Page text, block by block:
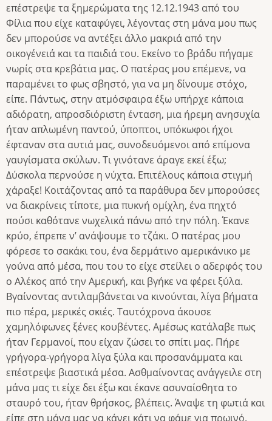
επέστρεψε τα ξημερώματα της 12.12.1943 από του
Φίλια που είχε καταφύγει, λέγοντας στη μάνα μου πως
δεν μπορούσε να αντέξει άλλο μακριά από την
οικογένειά και τα παιδιά του. Εκείνο το βράδυ πήγαμε
νωρίς στα κρεβάτια μας. Ο πατέρας μου επέμενε, να
παραμένει το φως σβηστό, για να μη δίνουμε στόχο,
είπε. Πάντως, στην ατμόσφαιρα έξω υπήρχε κάποια
αδιόρατη, απροσδιόριστη ένταση, μια ήρεμη ανησυχία
ήταν απλωμένη παντού, ύποπτοι, υπόκωφοι ήχοι
έφταναν στα αυτιά μας, συνοδευόμενοι από επίμονα
γαυγίσματα σκύλων. Τι γινότανε άραγε εκεί έξω;
Δύσκολα περνούσε η νύχτα. Επιτέλους κάποια στιγμή
χάραξε! Κοιτάζοντας από τα παράθυρα δεν μπορούσες
να διακρίνεις τίποτε, μια πυκνή ομίχλη, ένα πηχτό
πούσι καθότανε νωχελικά πάνω από την πόλη. Έκανε
κρύο, έπρεπε ν’ ανάψουμε το τζάκι. Ο πατέρας μου
φόρεσε το σακάκι του, ένα δερμάτινο αμερικάνικο με
γούνα από μέσα, που του το είχε στείλει ο αδερφός του
ο Αλέκος από την Αμερική, και βγήκε να φέρει ξύλα.
Βγαίνοντας αντιλαμβάνεται να κινούνται, λίγα βήματα
πιο πέρα, μερικές σκιές. Ταυτόχρονα άκουσε
χαμηλόφωνες ξένες κουβέντες. Αμέσως κατάλαβε πως
ήταν Γερμανοί, που είχαν ζώσει το σπίτι μας. Πήρε
γρήγορα-γρήγορα λίγα ξύλα και προσανάμματα και
επέστρεψε βιαστικά μέσα. Ασθμαίνοντας ανάγγειλε στη
μάνα μας τι είχε δει έξω και έκανε ασυναίσθητα το
σταυρό του, ήταν θρήσκος, βλέπεις. Άναψε τη φωτιά και
είπε στη μάνα μας να κάνει κάτι να φάμε για πρωινό.